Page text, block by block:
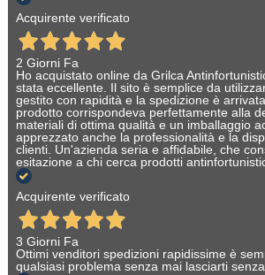
Acquirente verificato
2 Giorni Fa
Ho acquistato online da Grilca
stata eccellente. Il sito è semplice da
gestito con rapidità e la spedizione è
prodotto corrispondeva perfettamente alla
materiali di ottima qualità e un imballaggio
apprezzato anche la professionalità e la
clienti. Un'azienda seria e affidabile, che
esitazione a chi cerca prodotti
Acquirente verificato
3 Giorni Fa
Ottimi venditori spedizioni rapidissime è
qualsiasi problema senza mai lasciarti